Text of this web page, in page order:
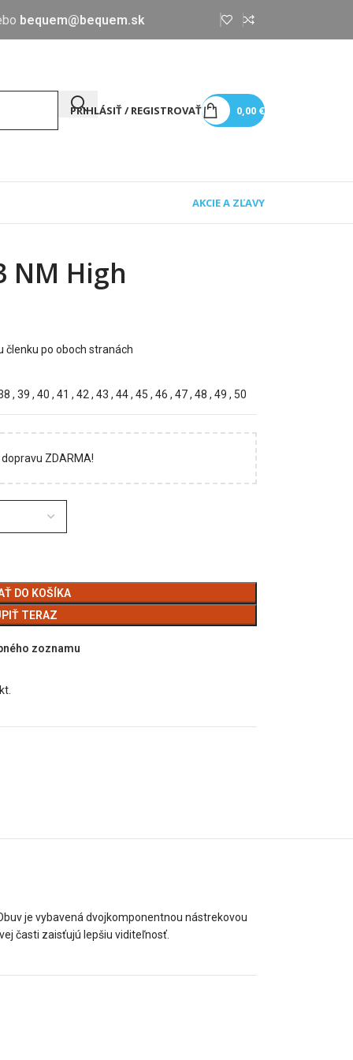
bequem@bequem.sk
PRIHLÁSIŤ / REGISTROVAŤ 0,00 €
AKCIE A ZĽAVY
NM High
členku po oboch stranách
, 39 , 40 , 41 , 42 , 43 , 44, 45 , 46 , 47, 48 , 49 , 50
ZDARMA!
DO KOŠÍKA
TERAZ
zoznamu
je vybavená dvojkomponentnou nástrekovou
časti zaisťujú lepšiu viditeľnosť.